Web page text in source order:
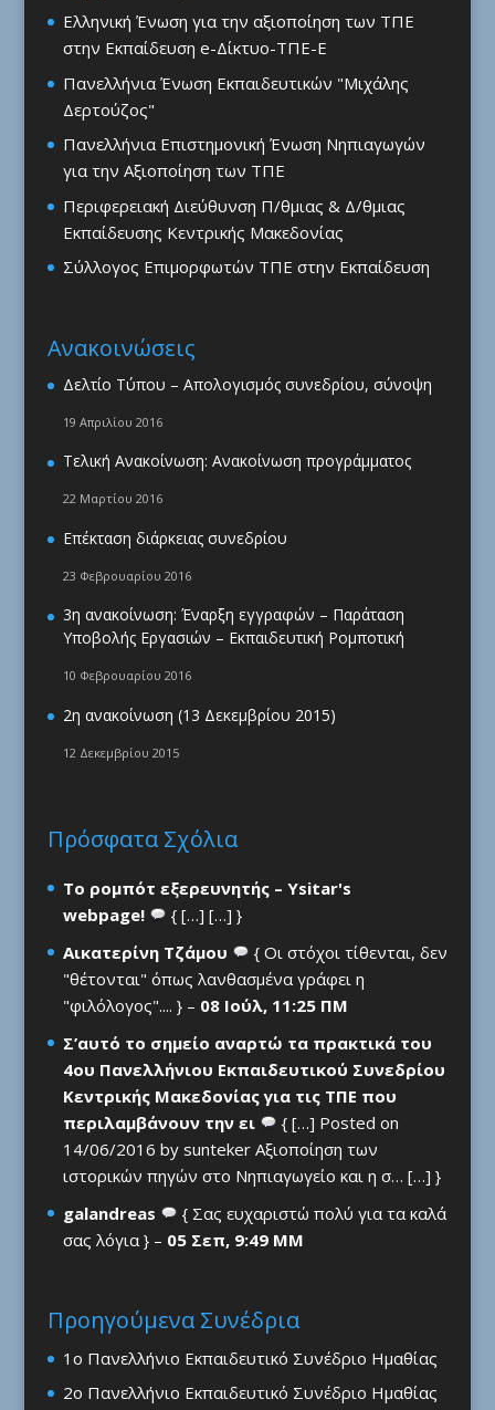
Ελληνική Ένωση για την αξιοποίηση των ΤΠΕ
στην Εκπαίδευση e-Δίκτυο-ΤΠΕ-Ε
Πανελλήνια Ένωση Εκπαιδευτικών "Μιχάλης
Δερτούζος"
Πανελλήνια Επιστημονική Ένωση Νηπιαγωγών
για την Αξιοποίηση των ΤΠΕ
Περιφερειακή Διεύθυνση Π/θμιας & Δ/θμιας
Εκπαίδευσης Κεντρικής Μακεδονίας
Σύλλογος Επιμορφωτών ΤΠΕ στην Εκπαίδευση
Ανακοινώσεις
Δελτίο Τύπου – Απολογισμός συνεδρίου, σύνοψη
19 Απριλίου 2016
Τελική Ανακοίνωση: Ανακοίνωση προγράμματος
22 Μαρτίου 2016
Επέκταση διάρκειας συνεδρίου
23 Φεβρουαρίου 2016
3η ανακοίνωση: Έναρξη εγγραφών – Παράταση
Υποβολής Εργασιών – Εκπαιδευτική Ρομποτική
10 Φεβρουαρίου 2016
2η ανακοίνωση (13 Δεκεμβρίου 2015)
12 Δεκεμβρίου 2015
Πρόσφατα Σχόλια
Το ρομπότ εξερευνητής – Ysitar's
webpage!
{ […] […] }
Αικατερίνη Τζάμου
{ Οι στόχοι τίθενται, δεν
"θέτονται" όπως λανθασμένα γράφει η
"φιλόλογος".... } – 08 Ιούλ, 11:25 ΠΜ
Σ’αυτό το σημείο αναρτώ τα πρακτικά του
4ου Πανελλήνιου Εκπαιδευτικού Συνεδρίου
Κεντρικής Μακεδονίας για τις ΤΠΕ που
περιλαμβάνουν την ει
{ […] Posted on
14/06/2016 by sunteker Αξιοποίηση των
ιστορικών πηγών στο Νηπιαγωγείο και η σ… […] }
galandreas
{ Σας ευχαριστώ πολύ για τα καλά
σας λόγια } – 05 Σεπ, 9:49 ΜΜ
Προηγούμενα Συνέδρια
1ο Πανελλήνιο Εκπαιδευτικό Συνέδριο Ημαθίας
2ο Πανελλήνιο Εκπαιδευτικό Συνέδριο Ημαθίας